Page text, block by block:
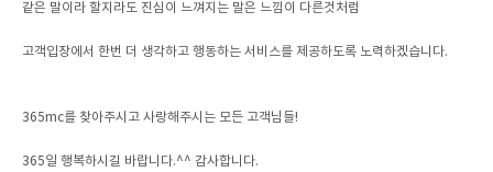
같은 말이라 할지라도 진심이 느껴지는 말은 느낌이 다른것처럼
고객입장에서 한번 더 생각하고 행동하는 서비스를 제공하도록 노력하겠습니다.
365mc를 찾아주시고 사랑해주시는 모든 고객님들!
365일 행복하시길 바랍니다.^^ 감사합니다.